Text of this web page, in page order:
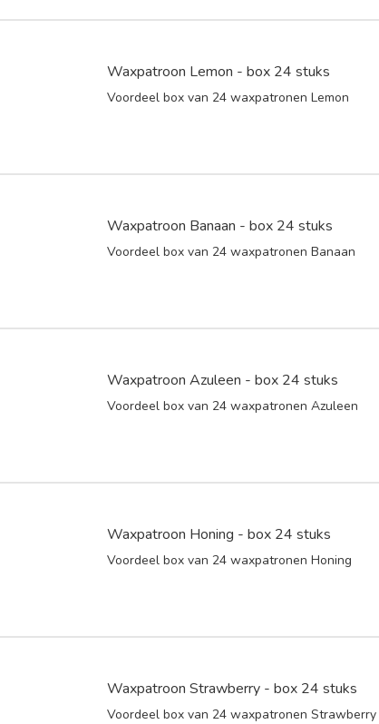
Waxpatroon Lemon - box 24 stuks
Voordeel box van 24 waxpatronen Lemon
Waxpatroon Banaan - box 24 stuks
Voordeel box van 24 waxpatronen Banaan
Waxpatroon Azuleen - box 24 stuks
Voordeel box van 24 waxpatronen Azuleen
Waxpatroon Honing - box 24 stuks
Voordeel box van 24 waxpatronen Honing
Waxpatroon Strawberry - box 24 stuks
Voordeel box van 24 waxpatronen Strawberry